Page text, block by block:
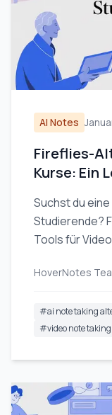
AI Notes
Fireflies-
Kurse: Ein
Suchst du
Studierende?
Tools für
fürs Lernen
HoverNotes
#ai note taking
#video note taking